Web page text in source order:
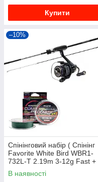
Купити
–10%
Спінінговий набір ( Спінінг
Favorite White Bird WBR1-
732L-T 2.19m 3-12g Fast +
Котушка Select Stellar 1500S
+ ШНУР У ПОДАРУНОК )
В наявності